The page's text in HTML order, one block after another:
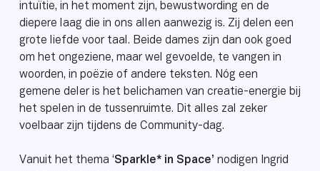
intuïtie, in het moment zijn, bewustwording en de
diepere laag die in ons allen aanwezig is. Zij delen een
grote liefde voor taal. Beide dames zijn dan ook goed
om het ongeziene, maar wel gevoelde, te vangen in
woorden, in poëzie of andere teksten. Nóg een
gemene deler is het belichamen van creatie-energie bij
het spelen in de tussenruimte. Dit alles zal zeker
voelbaar zijn tijdens de Community-dag.
Vanuit het thema ‘Sparkle* in Space’ nodigen Ingrid